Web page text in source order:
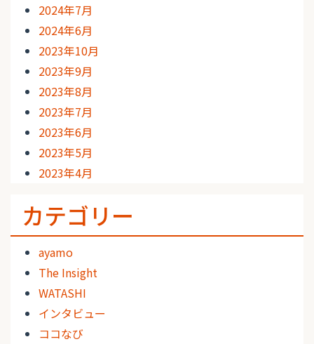
2024年7月
2024年6月
2023年10月
2023年9月
2023年8月
2023年7月
2023年6月
2023年5月
2023年4月
カテゴリー
ayamo
The Insight
WATASHI
インタビュー
ココなび